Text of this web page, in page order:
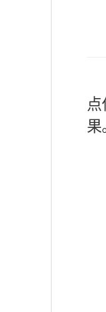
果